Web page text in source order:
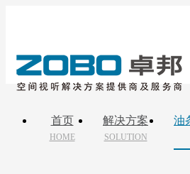
首页
HOME
解决方案
SOLUTION
油